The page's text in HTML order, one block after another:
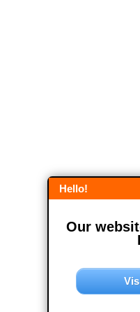
Hello!
Our